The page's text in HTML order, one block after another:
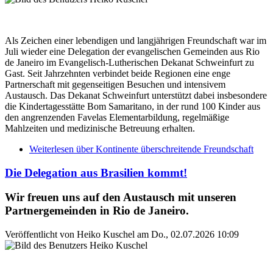
Als Zeichen einer lebendigen und langjährigen Freundschaft war im
Juli wieder eine Delegation der evangelischen Gemeinden aus Rio
de Janeiro im Evangelisch-Lutherischen Dekanat Schweinfurt zu
Gast. Seit Jahrzehnten verbindet beide Regionen eine enge
Partnerschaft mit gegenseitigen Besuchen und intensivem
Austausch. Das Dekanat Schweinfurt unterstützt dabei insbesondere
die Kindertagesstätte Bom Samaritano, in der rund 100 Kinder aus
den angrenzenden Favelas Elementarbildung, regelmäßige
Mahlzeiten und medizinische Betreuung erhalten.
Weiterlesen über Kontinente überschreitende Freundschaft
Die Delegation aus Brasilien kommt!
Wir freuen uns auf den Austausch mit unseren
Partnergemeinden in Rio de Janeiro.
Veröffentlicht von Heiko Kuschel am Do., 02.07.2026 10:09